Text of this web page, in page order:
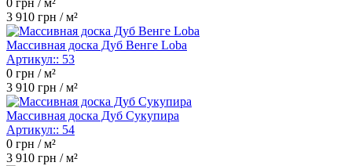
0 грн / м²
3 910 грн / м²
Массивная доска Дуб Венге Loba
Артикул:: 53
0 грн / м²
3 910 грн / м²
Массивная доска Дуб Сукупира
Артикул:: 54
0 грн / м²
3 910 грн / м²